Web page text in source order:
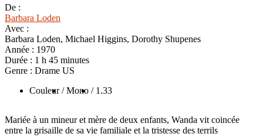
De :
Barbara Loden
Avec :
Barbara Loden, Michael Higgins, Dorothy Shupenes
Année : 1970
Durée : 1 h 45 minutes
Genre : Drame US
Couleur / Mono / 1.33
Mariée à un mineur et mère de deux enfants, Wanda vit coincée
entre la grisaille de sa vie familiale et la tristesse des terrils